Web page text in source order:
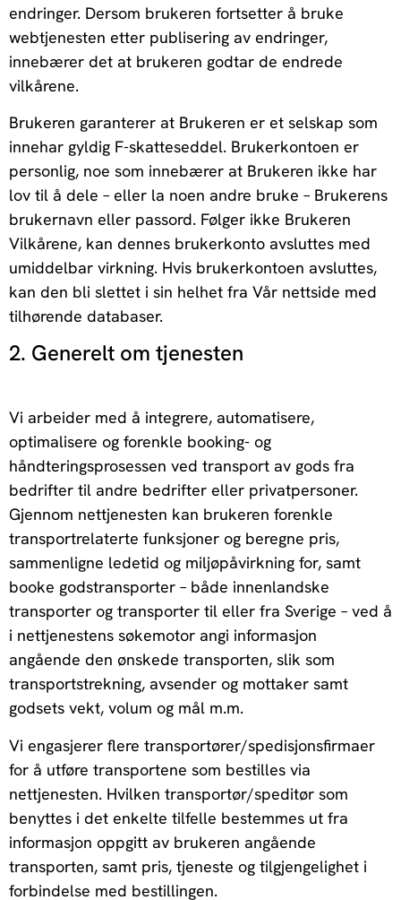
endringer. Dersom brukeren fortsetter å bruke
webtjenesten etter publisering av endringer,
innebærer det at brukeren godtar de endrede
vilkårene.
Brukeren garanterer at Brukeren er et selskap som
innehar gyldig F-skatteseddel. Brukerkontoen er
personlig, noe som innebærer at Brukeren ikke har
lov til å dele – eller la noen andre bruke – Brukerens
brukernavn eller passord. Følger ikke Brukeren
Vilkårene, kan dennes brukerkonto avsluttes med
umiddelbar virkning. Hvis brukerkontoen avsluttes,
kan den bli slettet i sin helhet fra Vår nettside med
tilhørende databaser.
2. Generelt om tjenesten
Vi arbeider med å integrere, automatisere,
optimalisere og forenkle booking- og
håndteringsprosessen ved transport av gods fra
bedrifter til andre bedrifter eller privatpersoner.
Gjennom nettjenesten kan brukeren forenkle
transportrelaterte funksjoner og beregne pris,
sammenligne ledetid og miljøpåvirkning for, samt
booke godstransporter – både innenlandske
transporter og transporter til eller fra Sverige – ved å
i nettjenestens søkemotor angi informasjon
angående den ønskede transporten, slik som
transportstrekning, avsender og mottaker samt
godsets vekt, volum og mål m.m.
Vi engasjerer flere transportører/spedisjonsfirmaer
for å utføre transportene som bestilles via
nettjenesten. Hvilken transportør/speditør som
benyttes i det enkelte tilfelle bestemmes ut fra
informasjon oppgitt av brukeren angående
transporten, samt pris, tjeneste og tilgjengelighet i
forbindelse med bestillingen.